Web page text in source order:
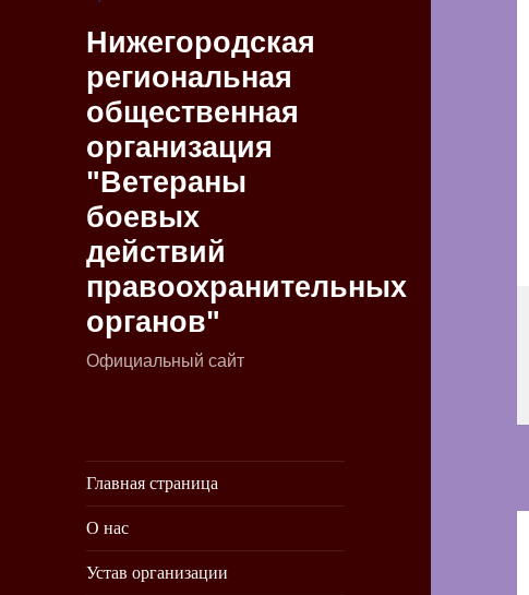
Нижегородская
региональная
общественная
организация
"Ветераны
боевых
действий
правоохранительных
органов"
Официальный сайт
Главная страница
О нас
Устав организации